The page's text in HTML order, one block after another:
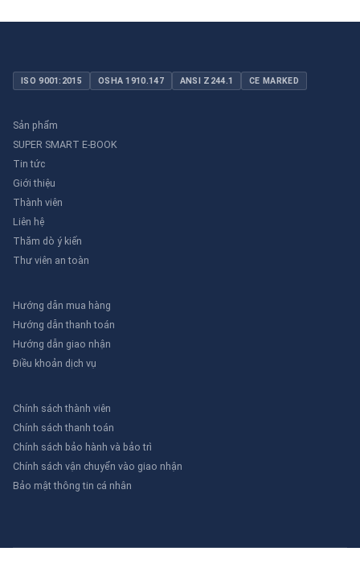
ISO 9001:2015 OSHA 1910.147 ANSI Z244.1 CE MARKED
Sản phẩm
SUPER SMART E-BOOK
Tin tức
Giới thiệu
Thành viên
Liên hệ
Thăm dò ý kiến
Thư viên an toàn
Hướng dẫn mua hàng
Hướng dẫn thanh toán
Hướng dẫn giao nhận
Điều khoản dịch vụ
Chính sách thành viên
Chính sách thanh toán
Chính sách bảo hành và bảo trì
Chính sách vận chuyển vào giao nhận
Bảo mật thông tin cá nhân